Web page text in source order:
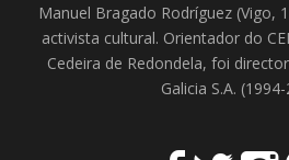
Manuel Bragado Rodríguez (Vigo,
activista cultural. Orientador do
Cedeira de Redondela, foi
Galicia S.A.